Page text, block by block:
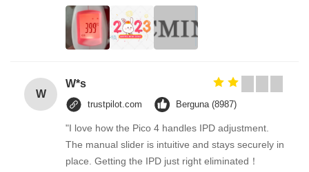
W
W*s
trustpilot.com Berguna (8987)
"I love how the Pico 4 handles IPD adjustment.
The manual slider is intuitive and stays securely in
place. Getting the IPD just right eliminated！